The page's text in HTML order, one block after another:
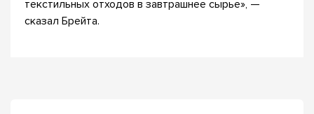
текстильных отходов в завтрашнее сырье», —
сказал Брейта.